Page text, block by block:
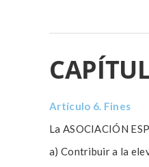
Artículo 6. Fines
La ASOCIACIÓN
a) Contribuir a la